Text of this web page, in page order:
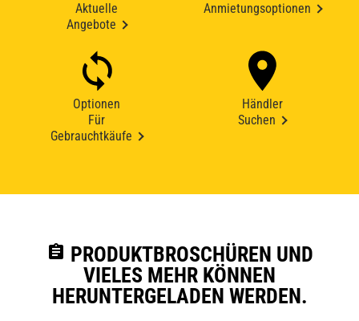
Aktuelle
Angebote
Anmietungsoptionen
Optionen
Für
Gebrauchtkäufe
Händler
Suchen
assignment PRODUKTBROSCHÜREN UND
VIELES MEHR KÖNNEN
HERUNTERGELADEN WERDEN.